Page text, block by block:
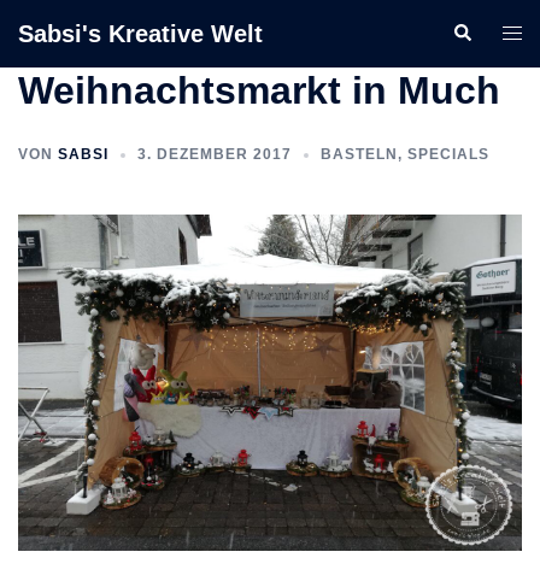
Inhalt
springen
Sabsi's Kreative Welt Suche
Weihnachtsmarkt in Much
VON SABSI 3. DEZEMBER 2017 BASTELN , SPECIALS